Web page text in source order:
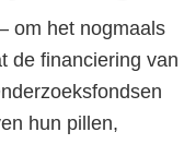
om het nogmaals
de financiering van
hun pillen,